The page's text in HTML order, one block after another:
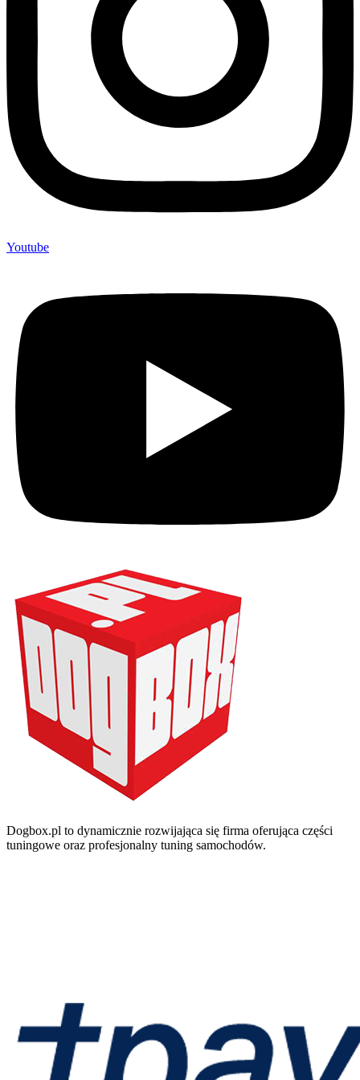
Youtube
Dogbox.pl to dynamicznie rozwijająca się firma oferująca części
tuningowe oraz profesjonalny tuning samochodów.